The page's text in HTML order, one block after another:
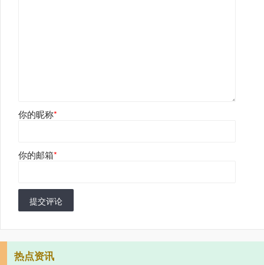
你的昵称*
你的邮箱*
提交评论
热点资讯